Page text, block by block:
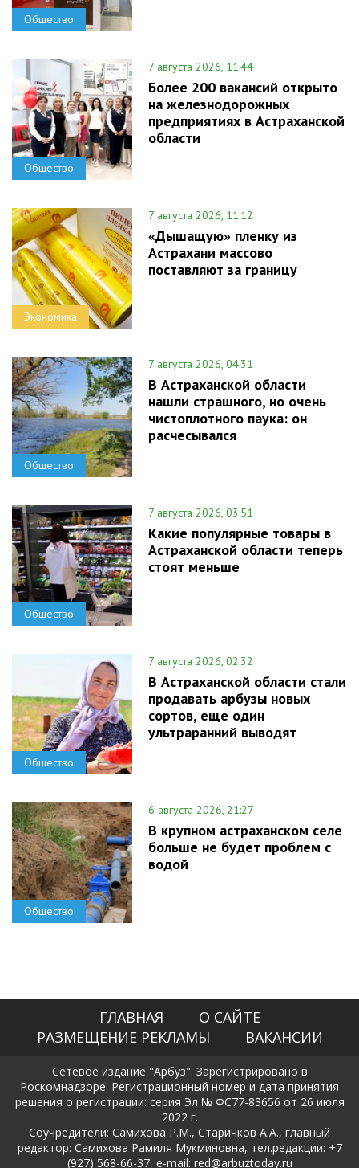
Общество
Общество
7 августа 2026, 11:44
Более 200 вакансий открыто
на железнодорожных
предприятиях в Астраханской
области
Экономика
7 августа 2026, 11:12
«Дышащую» пленку из
Астрахани массово
поставляют за границу
Общество
7 августа 2026, 04:31
В Астраханской области
нашли страшного, но очень
чистоплотного паука: он
расчесывался
Общество
7 августа 2026, 03:51
Какие популярные товары в
Астраханской области теперь
стоят меньше
Общество
7 августа 2026, 02:32
В Астраханской области стали
продавать арбузы новых
сортов, еще один
ультраранний выводят
Общество
6 августа 2026, 21:27
В крупном астраханском селе
больше не будет проблем с
водой
ГЛАВНАЯ
О САЙТЕ
РАЗМЕЩЕНИЕ РЕКЛАМЫ
ВАКАНСИИ
Сетевое издание "Арбуз". Зарегистрировано в
Роскомнадзоре. Регистрационный номер и дата принятия
решения о регистрации: серия Эл № ФС77-83656 от 26 июля
2022 г.
Соучредители: Самихова Р.М., Старичков А.А., главный
редактор: Самихова Рамиля Мукминовна, тел.редакции: +7
(927) 568-66-37, e-mail: red@arbuztoday.ru